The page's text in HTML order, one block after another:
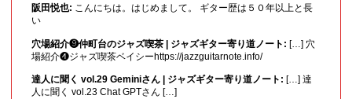
阪田悦也: こんにちは。はじめまして。 ギター歴は５０年以上と長
い
穴場紹介❾仲町台のジャズ喫茶 | ジャズギター寄り道ノート: […] 穴
場紹介❹ジャズ喫茶ベイシーhttps://jazzguitarnote.info/
達人に聞く vol.29 Geminiさん | ジャズギター寄り道ノート: […] 達
人に聞く vol.23 Chat GPTさん […]